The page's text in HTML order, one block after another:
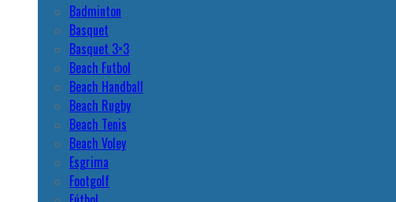
Badminton
Basquet
Basquet 3×3
Beach Futbol
Beach Handball
Beach Rugby
Beach Tenis
Beach Voley
Esgrima
Footgolf